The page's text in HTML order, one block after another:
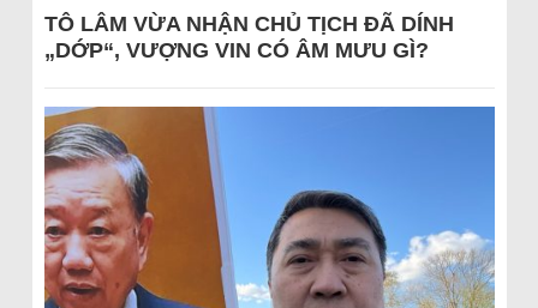
TÔ LÂM VỪA NHẬN CHỦ TỊCH ĐÃ DÍNH
„DỚP“, VƯỢNG VIN CÓ ÂM MƯU GÌ?